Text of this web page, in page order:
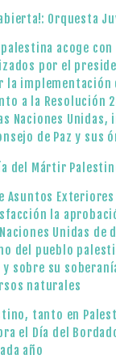
Orquesta
palestina acoge
por el
la implementación
a la Resolución
Naciones Unidas,
de Paz y sus
del Mártir
Asuntos
la
Unidas de
del pueblo
sobre su
naturales
tanto en
el Día del
año